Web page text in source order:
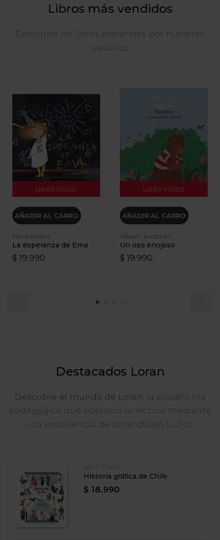
Libros más vendidos
Descubre los libros preferidos por nuestros
usuarios.
LIBRO FÍSICO
VER DETALLES
AÑADIR AL CARRO
Novedades
La esperanza de Ema
$ 19.990
LIBRO FÍSICO
VER DETALLES
AÑADIR AL CARRO
Álbum Ilustrado
Un oso enojoso
$ 19.990
Destacados Loran
Descubre el mundo de Loran: la plataforma
pedagógica que potencia la lectura mediante
una experiencia de aprendizaje lúdico.
Libro Físico
Historia gráfica de Chile
$ 18.990